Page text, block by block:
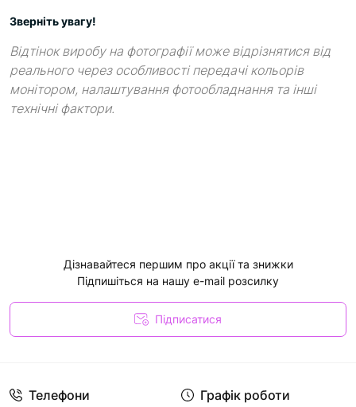
Зверніть увагу!
Відтінок виробу на фотографії може відрізнятися від
реального через особливості передачі кольорів
монітором, налаштування фотообладнання та інші
технічні фактори.
Дізнавайтеся першим про акції та знижки
Підпишіться на нашу e-mail розсилку
Підписатися
Телефони Графік роботи